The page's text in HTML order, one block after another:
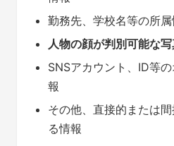
勤務先、学校名等の所属
人物の顔が判別可能な
SNSアカウント、ID等
報
その他、直接的または
る情報